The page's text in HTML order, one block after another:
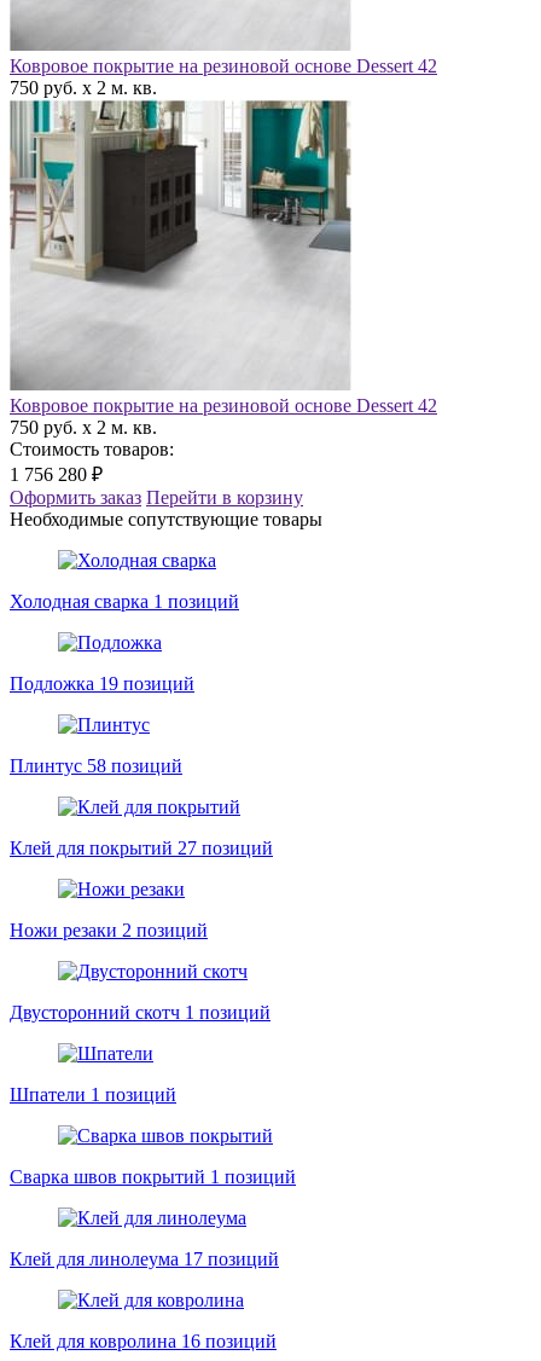
Ковровое покрытие на резиновой основе Dessert 42
750 руб. x 2 м. кв.
Ковровое покрытие на резиновой основе Dessert 42
750 руб. x 2 м. кв.
Стоимость товаров:
1 756 280 ₽
Оформить заказ Перейти в корзину
Необходимые сопутствующие товары
Холодная сварка 1 позиций
Подложка 19 позиций
Плинтус 58 позиций
Клей для покрытий 27 позиций
Ножи резаки 2 позиций
Двусторонний скотч 1 позиций
Шпатели 1 позиций
Сварка швов покрытий 1 позиций
Клей для линолеума 17 позиций
Клей для ковролина 16 позиций